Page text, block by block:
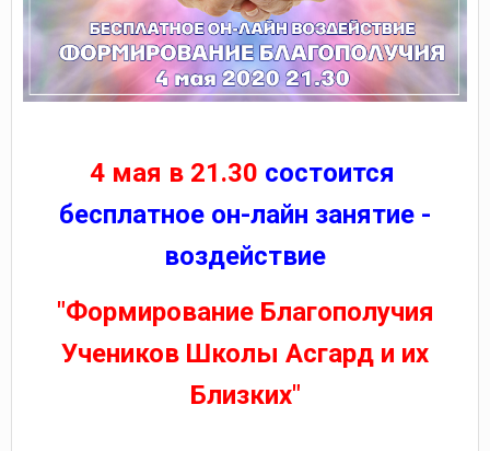
4 мая в 21.30 состоится
бесплатное он-лайн занятие -
воздействие
"Формирование Благополучия
Учеников Школы Асгард и их
Близких"